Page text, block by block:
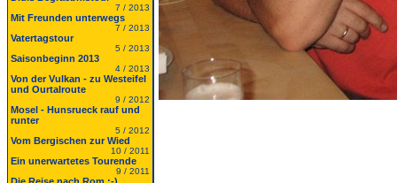
7 / 2013
Mit Freunden unterwegs
7 / 2013
Vatertagstour
5 / 2013
Saisonbeginn 2013
4 / 2013
Von der Vulkan - zu Westeifel
und Ourtalroute
9 / 2012
Mosel - Hunsrueck rauf und
runter
5 / 2012
Vom Bergischen zur Wied
10 / 2011
Ein unerwartetes Tourende
9 / 2011